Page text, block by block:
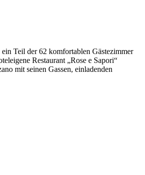
Teil der 62 komfortablen Gästezimmer
Restaurant „Rose e Sapori“
mit seinen Gassen, einladenden